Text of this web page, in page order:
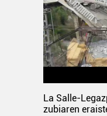
La Salle-
zubiaren